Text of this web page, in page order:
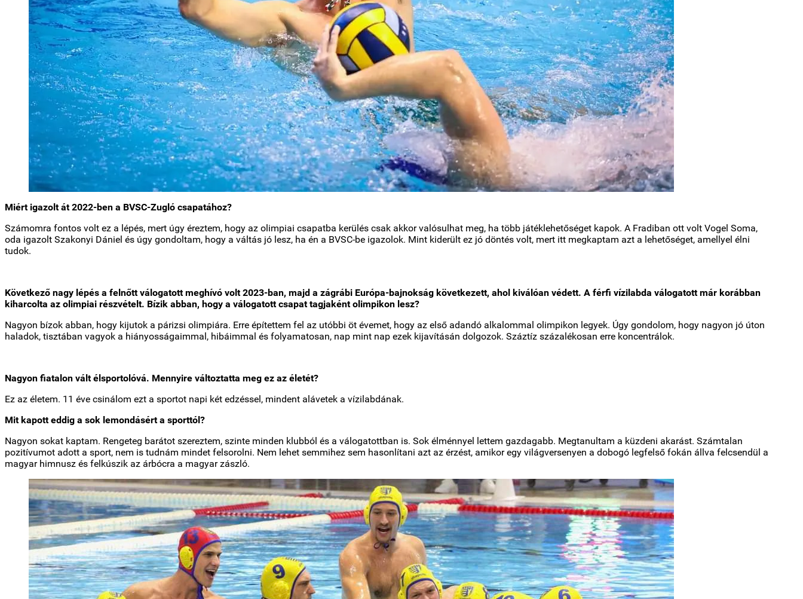
Miért igazolt át 2022-ben a BVSC-Zugló csapatához?
Számomra fontos volt ez a lépés, mert úgy éreztem, hogy az olimpiai csapatba kerülés csak akkor valósulhat meg, ha több játéklehetőséget kapok. A Fradiban ott volt Vogel Soma,
oda igazolt Szakonyi Dániel és úgy gondoltam, hogy a váltás jó lesz, ha én a BVSC-be igazolok. Mint kiderült ez jó döntés volt, mert itt megkaptam azt a lehetőséget, amellyel élni
tudok.
Következő nagy lépés a felnőtt válogatott meghívó volt 2023-ban, majd a zágrábi Európa-bajnokság következett, ahol kiválóan védett. A férfi vízilabda válogatott már korábban
kiharcolta az olimpiai részvételt. Bízik abban, hogy a válogatott csapat tagjaként olimpikon lesz?
Nagyon bízok abban, hogy kijutok a párizsi olimpiára. Erre építettem fel az utóbbi öt évemet, hogy az első adandó alkalommal olimpikon legyek. Úgy gondolom, hogy nagyon jó úton
haladok, tisztában vagyok a hiányosságaimmal, hibáimmal és folyamatosan, nap mint nap ezek kijavításán dolgozok. Száztíz százalékosan erre koncentrálok.
Nagyon fiatalon vált élsportolóvá. Mennyire változtatta meg ez az életét?
Ez az életem. 11 éve csinálom ezt a sportot napi két edzéssel, mindent alávetek a vízilabdának.
Mit kapott eddig a sok lemondásért a sporttól?
Nagyon sokat kaptam. Rengeteg barátot szereztem, szinte minden klubból és a válogatottban is. Sok élménnyel lettem gazdagabb. Megtanultam a küzdeni akarást. Számtalan
pozitívumot adott a sport, nem is tudnám mindet felsorolni. Nem lehet semmihez sem hasonlítani azt az érzést, amikor egy világversenyen a dobogó legfelső fokán állva felcsendül a
magyar himnusz és felkúszik az árbócra a magyar zászló.